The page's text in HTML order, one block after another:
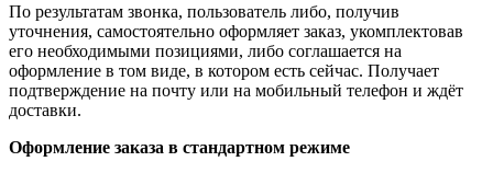
По результатам звонка, пользователь либо, получив
уточнения, самостоятельно оформляет заказ, укомплектовав
его необходимыми позициями, либо соглашается на
оформление в том виде, в котором есть сейчас. Получает
подтверждение на почту или на мобильный телефон и ждёт
доставки.
Оформление заказа в стандартном режиме